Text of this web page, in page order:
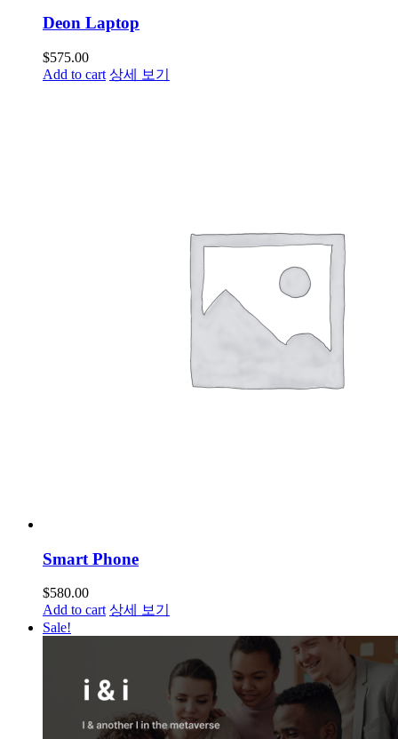
Deon Laptop
$575.00
Add to cart 상세 보기
Smart Phone
$580.00
Add to cart 상세 보기
Sale!